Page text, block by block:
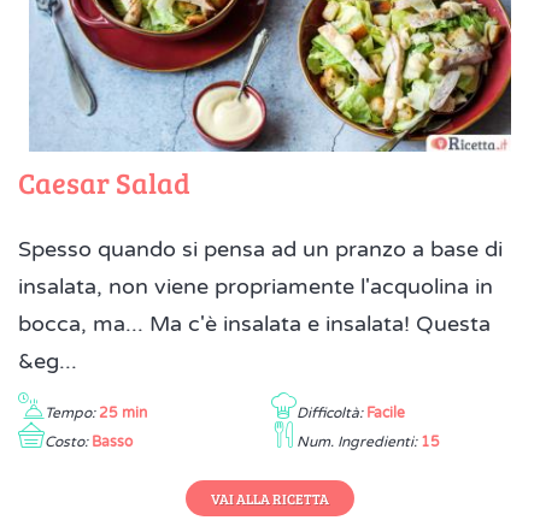
Caesar Salad
Spesso quando si pensa ad un pranzo a base di
insalata, non viene propriamente l'acquolina in
bocca, ma... Ma c'è insalata e insalata! Questa
&eg...
Tempo: 25 min Difficoltà: Facile
Costo: Basso Num. Ingredienti: 15
VAI ALLA RICETTA